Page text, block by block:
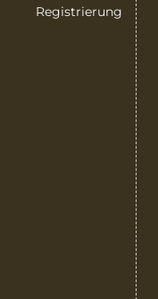
Registrierung